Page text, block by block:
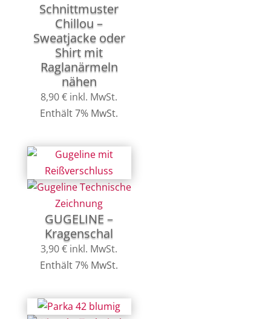
Schnittmuster
Chillou –
Sweatjacke oder
Shirt mit
Raglanärmeln
nähen
8,90€ inkl. MwSt.
Enthält 7% MwSt.
GUGELINE –
Kragenschal
3,90€ inkl. MwSt.
Enthält 7% MwSt.